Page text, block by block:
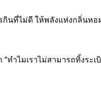
นที่ไม่ดี ให้พลังแห่งกลิ่นหอ
ทำไมเราไม่สามารถทิ้งระเ